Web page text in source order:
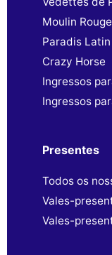
Moulin Rouge
Paradis Latin
Crazy Horse
Ingressos
Ingressos
Presentes
Todos os
Vales-
Vales-